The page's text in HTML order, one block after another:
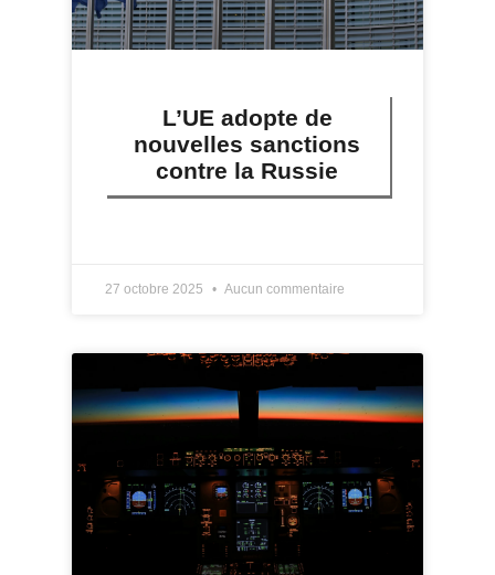
L’UE adopte de
nouvelles sanctions
contre la Russie
27 octobre 2025 Aucun commentaire